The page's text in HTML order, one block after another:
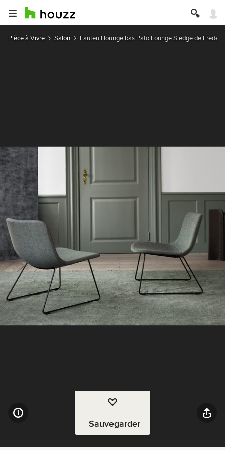
Pièce à Vivre Salon Fauteuil lounge bas Pato Lounge Sledge de
Sauvegarder